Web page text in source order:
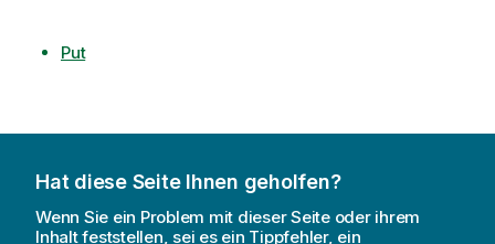
s
Put
Hat diese Seite Ihnen geholfen?
Wenn Sie ein Problem mit dieser Seite oder ihrem
Inhalt feststellen, sei es ein Tippfehler, ein